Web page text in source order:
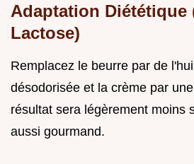
Adaptation Diététique
Lactose)
Remplacez le beurre par de
désodorisée et la crème par
résultat sera légèrement moins
aussi gourmand.